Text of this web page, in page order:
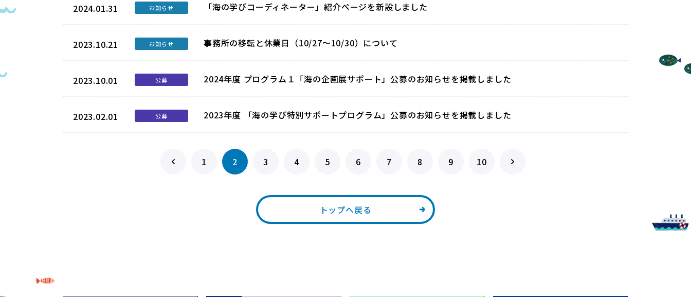
2024.01.31 お知らせ 「海の学びコーディネーター」紹介ページを新設しました
2023.10.21 お知らせ 事務所の移転と休業日（10/27～10/30）について
2023.10.01 公募 2024年度 プログラム１「海の企画展サポート」公募のお知らせを掲載しました
2023.02.01 公募 2023年度 「海の学び特別サポートプログラム」公募のお知らせを掲載しました
1 2 3 4 5 6 7 8 9 10
トップへ戻る